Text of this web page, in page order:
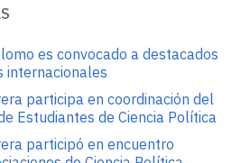
es convocado a destacados
internacionales
participa en coordinación del
Estudiantes de Ciencia Política
participó en encuentro